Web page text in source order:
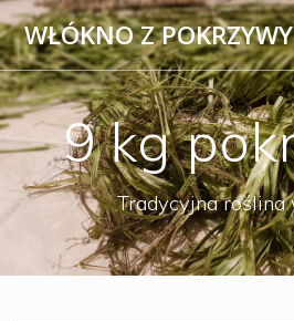
do
treści
WŁÓKNOZPOKRZYWY
9 kg
Tradycyjna roślina